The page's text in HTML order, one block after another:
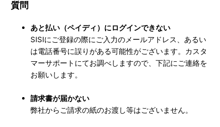
質問
あと払い（ペイディ）にログインできない
SISIにご登録の際にご入力のメールアドレス、あるい
は電話番号に誤りがある可能性がございます。カスタ
マーサポートにてお調べしますので、下記にご連絡を
お願いします。
請求書が届かない
弊社からご請求の紙のお渡し等はございません。